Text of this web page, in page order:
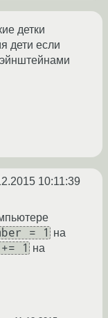
детки
дети если
10:11:39
= 1 на
1 на